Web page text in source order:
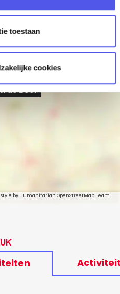
toestaan
cookies
de Boer
by Humanitarian OpenStreetMap Team